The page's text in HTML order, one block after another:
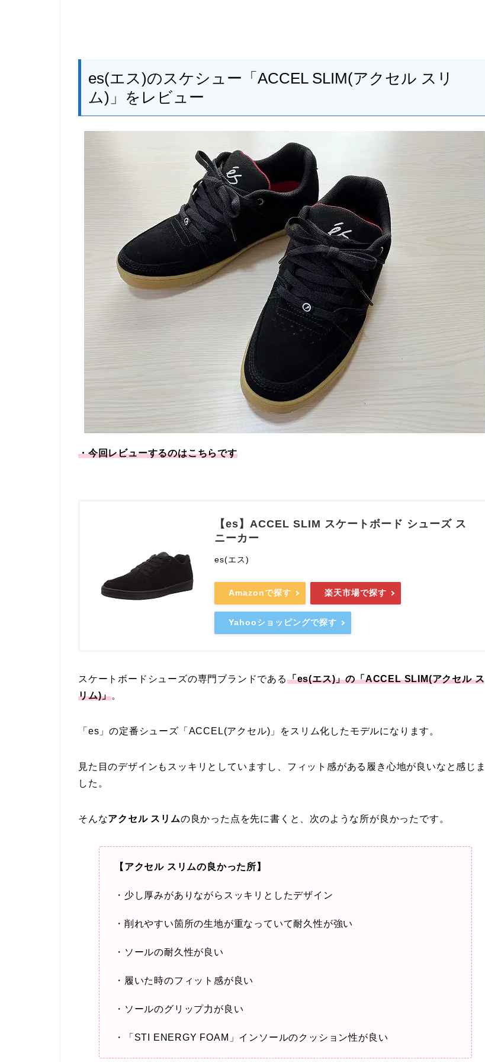
es(エス)のスケシュー「ACCEL SLIM(アクセル スリ
ム)」をレビュー
・今回レビューするのはこちらです
【es】ACCEL SLIM スケートボード シューズ ス
ニーカー
es(エス)
Amazonで探す 楽天市場で探す
Yahooショッピングで探す
スケートボードシューズの専門ブランドである「es(エス)」の「ACCEL SLIM(アクセル ス
リム)」。
「es」の定番シューズ「ACCEL(アクセル)」をスリム化したモデルになります。
見た目のデザインもスッキリとしていますし、フィット感がある履き心地が良いなと感じま
した。
そんなアクセル スリムの良かった点を先に書くと、次のような所が良かったです。
【アクセル スリムの良かった所】
・少し厚みがありながらスッキリとしたデザイン
・削れやすい箇所の生地が重なっていて耐久性が強い
・ソールの耐久性が良い
・履いた時のフィット感が良い
・ソールのグリップ力が良い
・「STI ENERGY FOAM」インソールのクッション性が良い